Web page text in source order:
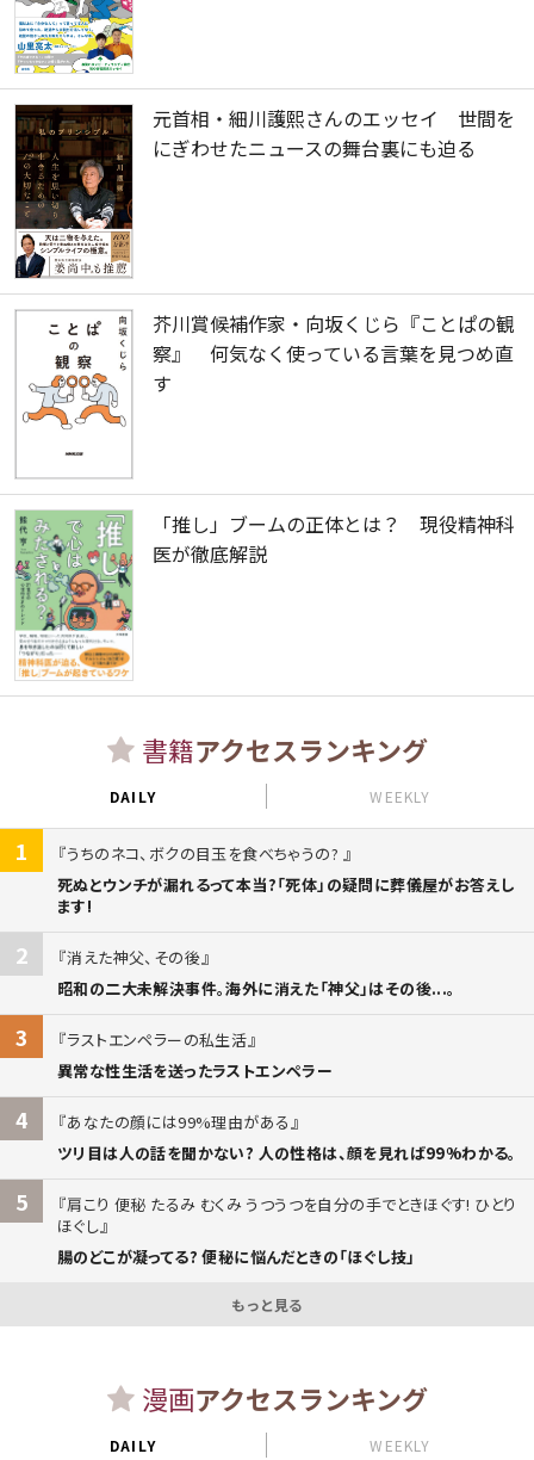
元首相・細川護熙さんのエッセイ 世間を
にぎわせたニュースの舞台裏にも迫る
芥川賞候補作家・向坂くじら『ことぱの観
察』 何気なく使っている言葉を見つめ直
す
「推し」ブームの正体とは？ 現役精神科
医が徹底解説
書籍アクセスランキング
DAILY WEEKLY
1
うちのネコ、ボクの目玉を食べちゃうの?
死ぬとウンチが漏れるって本当?「死体」の疑問に葬儀屋がお答えし
ます!
2
消えた神父、その後
昭和の二大未解決事件。海外に消えた「神父」はその後...。
3
ラストエンペラーの私生活
異常な性生活を送ったラストエンペラー
4
あなたの顔には99%理由がある
ツリ目は人の話を聞かない? 人の性格は、顔を見れば99%わかる。
5
肩こり 便秘 たるみ むくみ うつうつを自分の手でときほぐす! ひとり
ほぐし
腸のどこが凝ってる? 便秘に悩んだときの「ほぐし技」
もっと見る
漫画アクセスランキング
DAILY WEEKLY